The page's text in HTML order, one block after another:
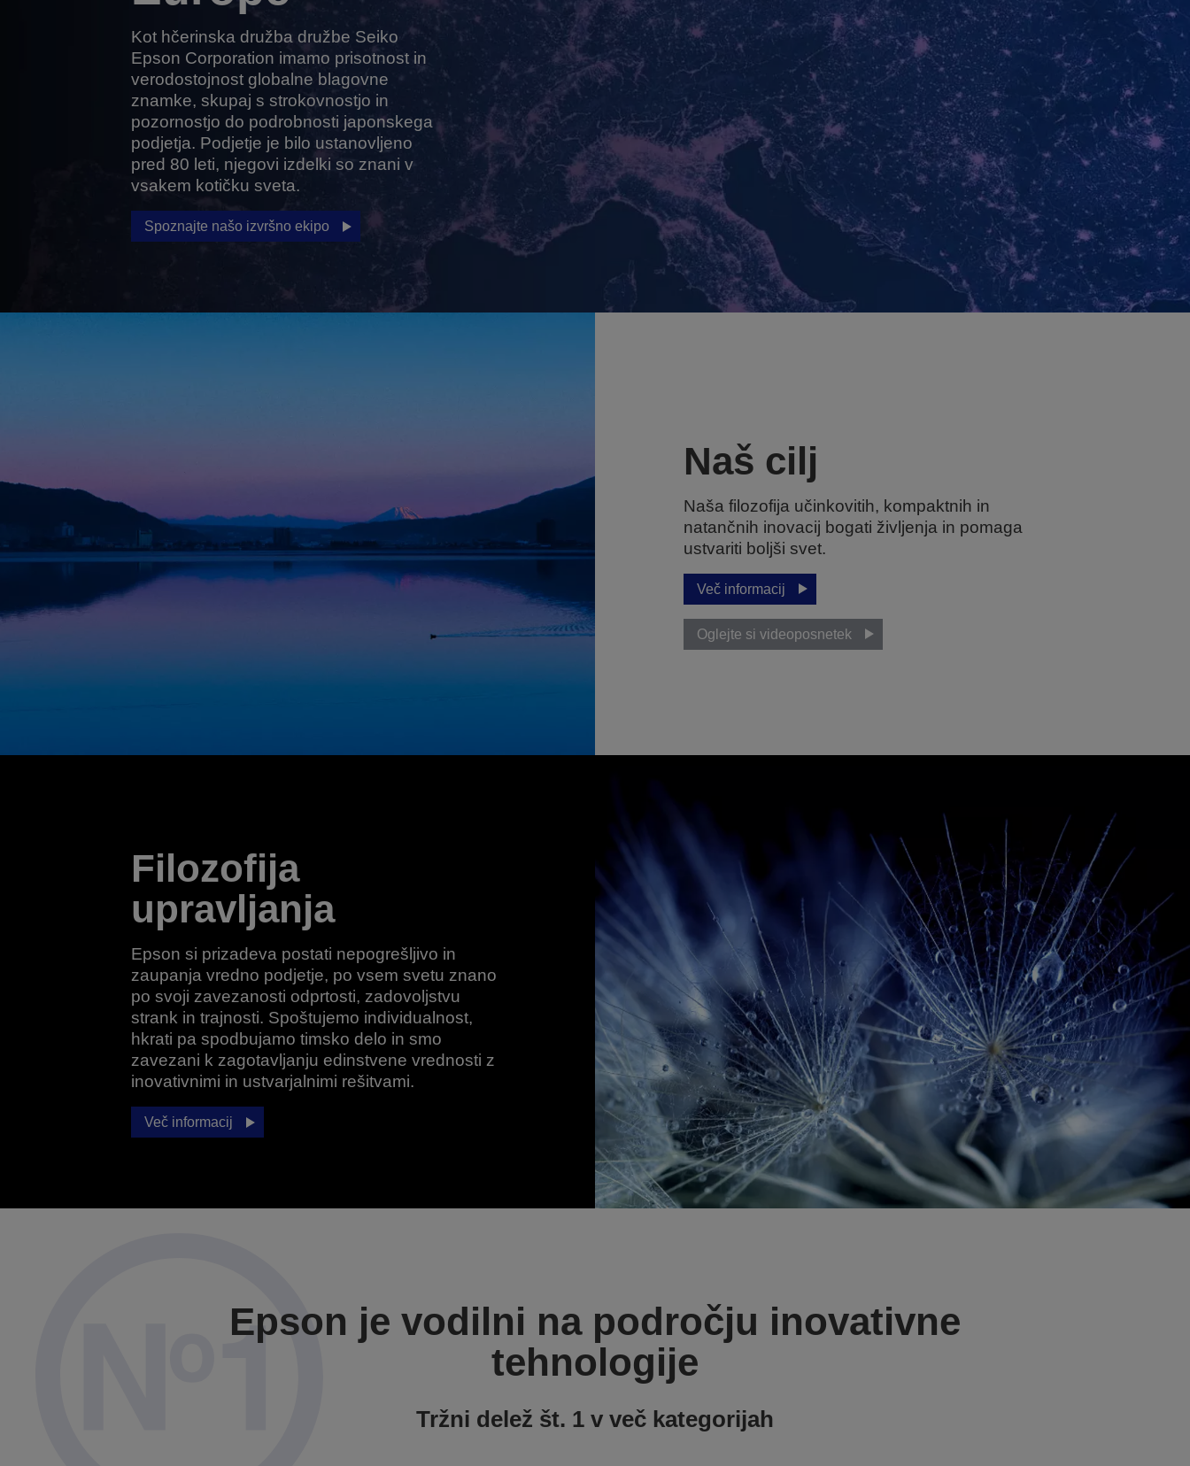
Kot hčerinska družba družbe Seiko
Epson Corporation imamo prisotnost in
verodostojnost globalne blagovne
znamke, skupaj s strokovnostjo in
pozornostjo do podrobnosti japonskega
podjetja. Podjetje je bilo ustanovljeno
pred 80 leti, njegovi izdelki so znani v
vsakem kotičku sveta.
Spoznajte našo izvršno ekipo
Naš cilj
Naša filozofija učinkovitih, kompaktnih in
natančnih inovacij bogati življenja in pomaga
ustvariti boljši svet.
Več informacij
Oglejte si videoposnetek
Filozofija
upravljanja
Epson si prizadeva postati nepogrešljivo in
zaupanja vredno podjetje, po vsem svetu znano
po svoji zavezanosti odprtosti, zadovoljstvu
strank in trajnosti. Spoštujemo individualnost,
hkrati pa spodbujamo timsko delo in smo
zavezani k zagotavljanju edinstvene vrednosti z
inovativnimi in ustvarjalnimi rešitvami.
Več informacij
Epson je vodilni na področju inovativne
tehnologije
Tržni delež št. 1 v več kategorijah